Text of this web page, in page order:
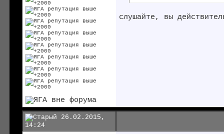
слушайте, вы
26.02.2015,
14:24